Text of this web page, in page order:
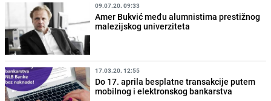
09.07.20. 09:33
Amer Bukvić među alumnistima prestižnog
malezijskog univerziteta
17.03.20. 12:55
Do 17. aprila besplatne transakcije putem
mobilnog i elektronskog bankarstva